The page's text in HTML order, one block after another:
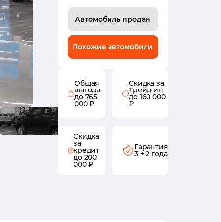
Автомобиль продан
Похожие автомобили
Общая
выгода
до 765
000 ₽
Скидка за
Трейд-ин
до 160 000
₽
Скидка
за
кредит
до 200
000 ₽
Гарантия
3 + 2 года